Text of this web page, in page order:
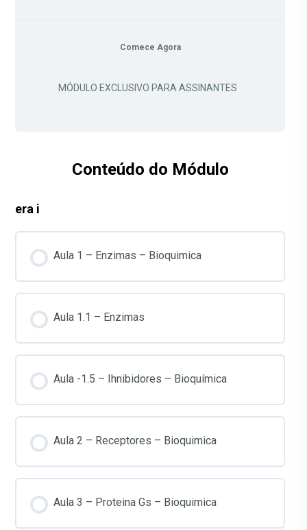
Comece Agora
MÓDULO EXCLUSIVO PARA ASSINANTES
Conteúdo do Módulo
era i
Aula 1 – Enzimas – Bioquimica
Aula 1.1 – Enzimas
Aula -1.5 – Ihnibidores – Bioquímica
Aula 2 – Receptores – Bioquimica
Aula 3 – Proteina Gs – Bioquimica